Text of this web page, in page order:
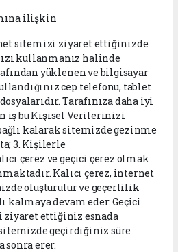
ilişkin
sitemizi ziyaret ettiğinizde
kullanmanız halinde
yüklenen ve bilgisayar
cep telefonu, tablet
Tarafınıza daha iyi
iş bu Kişisel Verilerinizi
kalarak sitemizde gezinme
3. Kişilerle
çerez ve geçici çerez olmak
Kalıcı çerez, internet
oluşturulur ve geçerlilik
kalmaya devam eder. Geçici
ettiğiniz esnada
geçirdiğiniz süre
sonra erer.